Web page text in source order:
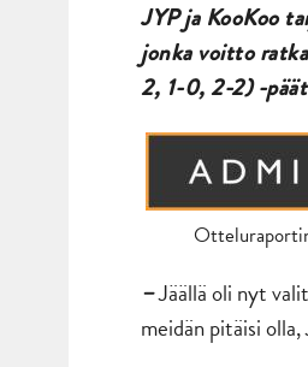
JYP ja KooKoo
jonka voitto
2, 1-0, 2-2) -
–Jäällä oli nyt
meidän pitäisi